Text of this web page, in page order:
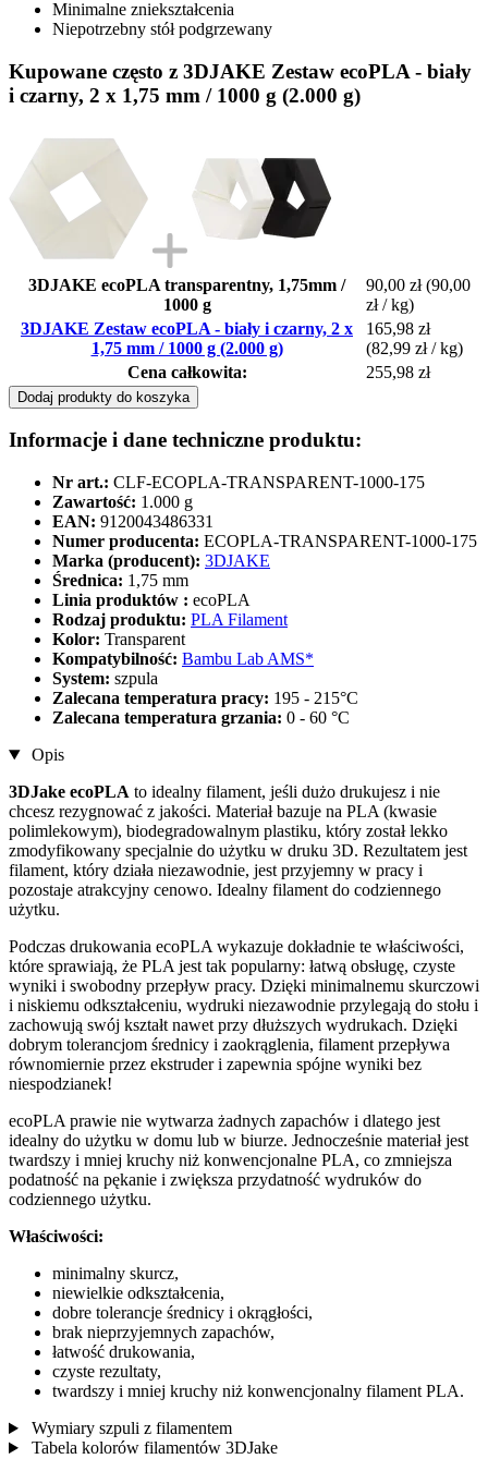
Minimalne zniekształcenia
Niepotrzebny stół podgrzewany
Kupowane często z 3DJAKE Zestaw ecoPLA - biały
i czarny, 2 x 1,75 mm / 1000 g (2.000 g)
3DJAKE ecoPLA transparentny, 1,75mm /
1000 g
90,00 zł (90,00
zł / kg)
3DJAKE Zestaw ecoPLA - biały i czarny, 2 x
1,75 mm / 1000 g (2.000 g)
165,98 zł
(82,99 zł / kg)
Cena całkowita:
255,98 zł
Dodaj produkty do koszyka
Informacje i dane techniczne produktu:
Nr art.: CLF-ECOPLA-TRANSPARENT-1000-175
Zawartość: 1.000 g
EAN: 9120043486331
Numer producenta: ECOPLA-TRANSPARENT-1000-175
Marka (producent): 3DJAKE
Średnica: 1,75 mm
Linia produktów : ecoPLA
Rodzaj produktu: PLA Filament
Kolor: Transparent
Kompatybilność: Bambu Lab AMS*
System: szpula
Zalecana temperatura pracy: 195 - 215°C
Zalecana temperatura grzania: 0 - 60 °C
Opis
3DJake ecoPLA to idealny filament, jeśli dużo drukujesz i nie
chcesz rezygnować z jakości. Materiał bazuje na PLA (kwasie
polimlekowym), biodegradowalnym plastiku, który został lekko
zmodyfikowany specjalnie do użytku w druku 3D. Rezultatem jest
filament, który działa niezawodnie, jest przyjemny w pracy i
pozostaje atrakcyjny cenowo. Idealny filament do codziennego
użytku.
Podczas drukowania ecoPLA wykazuje dokładnie te właściwości,
które sprawiają, że PLA jest tak popularny: łatwą obsługę, czyste
wyniki i swobodny przepływ pracy. Dzięki minimalnemu skurczowi
i niskiemu odkształceniu, wydruki niezawodnie przylegają do stołu i
zachowują swój kształt nawet przy dłuższych wydrukach. Dzięki
dobrym tolerancjom średnicy i zaokrąglenia, filament przepływa
równomiernie przez ekstruder i zapewnia spójne wyniki bez
niespodzianek!
ecoPLA prawie nie wytwarza żadnych zapachów i dlatego jest
idealny do użytku w domu lub w biurze. Jednocześnie materiał jest
twardszy i mniej kruchy niż konwencjonalne PLA, co zmniejsza
podatność na pękanie i zwiększa przydatność wydruków do
codziennego użytku.
Właściwości:
minimalny skurcz,
niewielkie odkształcenia,
dobre tolerancje średnicy i okrągłości,
brak nieprzyjemnych zapachów,
łatwość drukowania,
czyste rezultaty,
twardszy i mniej kruchy niż konwencjonalny filament PLA.
Wymiary szpuli z filamentem
Tabela kolorów filamentów 3DJake